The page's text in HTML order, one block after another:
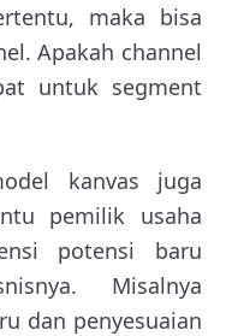
maka bisa
Apakah channel
untuk segment
kanvas juga
pemilik usaha
potensi baru
Misalnya
dan penyesuaian